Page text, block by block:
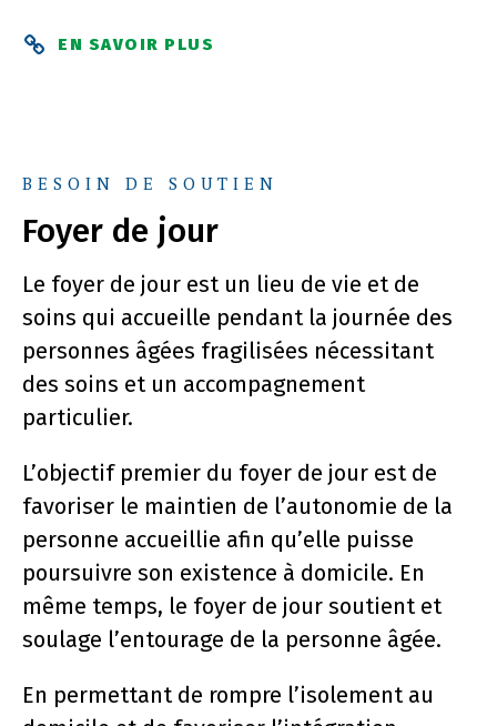
EN SAVOIR PLUS
BESOIN DE SOUTIEN
Foyer de jour
Le foyer de jour est un lieu de vie et de
soins qui accueille pendant la journée des
personnes âgées fragilisées nécessitant
des soins et un accompagnement
particulier.
L’objectif premier du foyer de jour est de
favoriser le maintien de l’autonomie de la
personne accueillie afin qu’elle puisse
poursuivre son existence à domicile. En
même temps, le foyer de jour soutient et
soulage l’entourage de la personne âgée.
En permettant de rompre l’isolement au